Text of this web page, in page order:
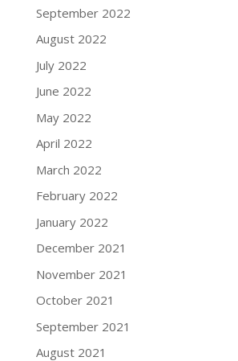
September 2022
August 2022
July 2022
June 2022
May 2022
April 2022
March 2022
February 2022
January 2022
December 2021
November 2021
October 2021
September 2021
August 2021